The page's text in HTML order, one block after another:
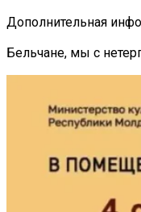
Дополнительная
Бельчане, мы с